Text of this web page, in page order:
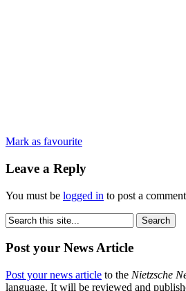
Mark as favourite
Leave a Reply
You must be logged in to post a
Post your News Article
Post your news article to the Nietzsche
language. It will be reviewed and